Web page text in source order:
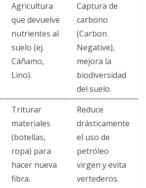
Agricultura
que devuelve
nutrientes al
suelo (ej.
Cáñamo,
Lino).
Captura de
carbono
(Carbon
Negative),
mejora la
biodiversidad
del suelo.
Triturar
materiales
(botellas,
ropa) para
hacer nueva
fibra.
Reduce
drásticamente
el uso de
petróleo
virgen y evita
vertederos.